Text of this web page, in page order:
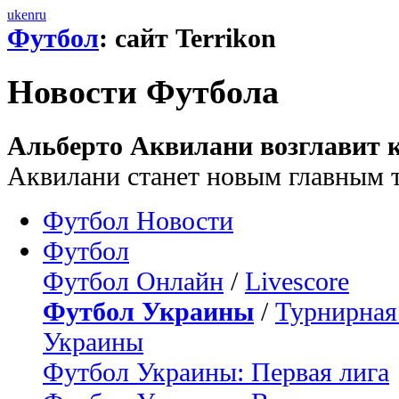
ukenru
Футбол: сайт Terrikon
Новости Футбола
Альберто Аквилани возглавит
Аквилани станет новым главным
Футбол Новости
Футбол
Футбол Онлайн / Livescore
Футбол Украины /
Украины
Футбол Украины: Первая лига